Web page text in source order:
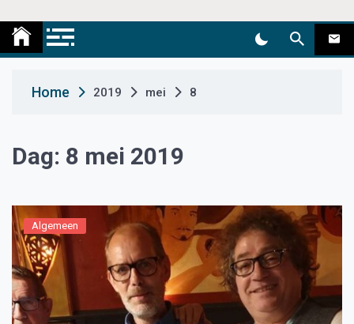
e
t
Medemblik Actueel
Home 2019 mei 8
Dag: 8 mei 2019
Algemeen